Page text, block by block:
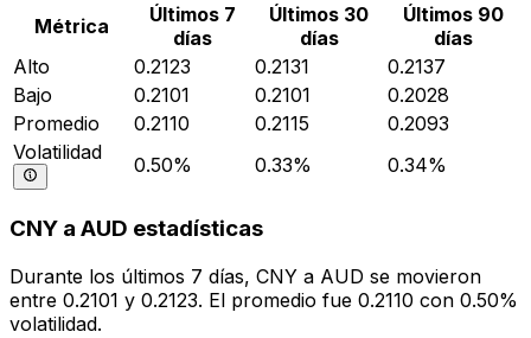
Métrica
Últimos 7
días
Últimos 30
días
Últimos 90
días
Alto
0.2123 0.2131
0.2137
Bajo
0.2101 0.2101
0.2028
Promedio
0.2110 0.2115
0.2093
Volatilidad
0.50% 0.33% 0.34%
CNY a AUD estadísticas
Durante los últimos 7 días, CNY a AUD se movieron
entre 0.2101 y 0.2123. El promedio fue 0.2110 con 0.50%
volatilidad.